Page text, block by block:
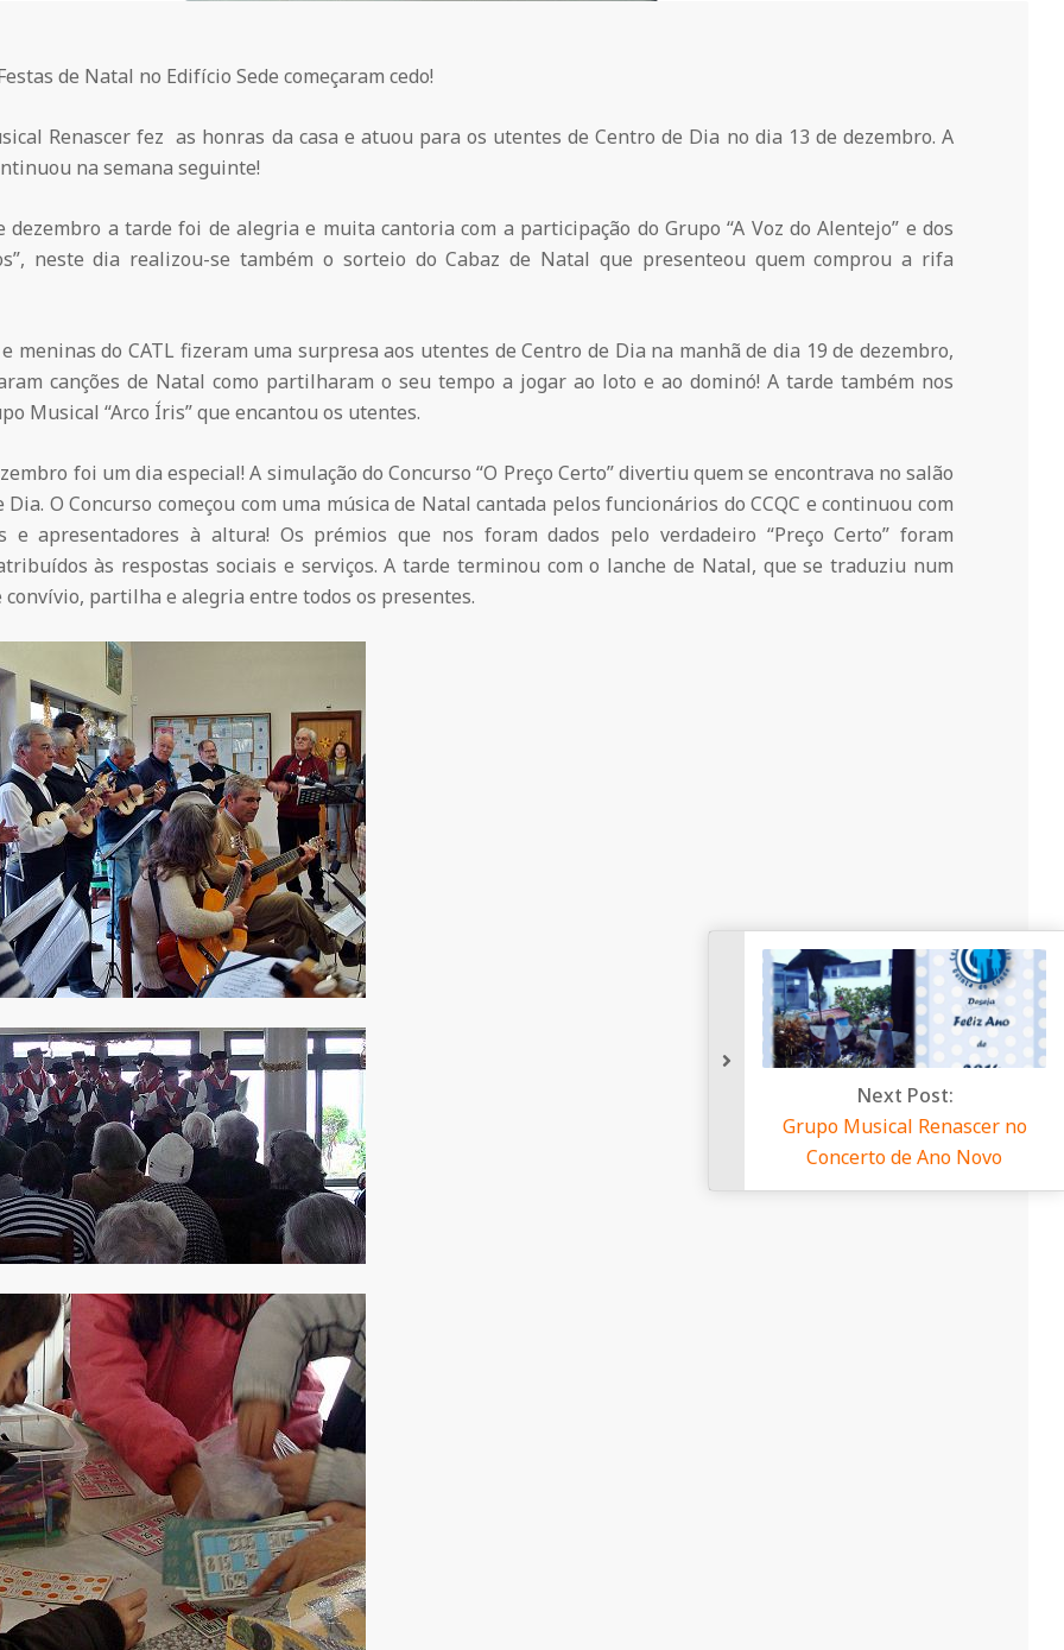
de Natal no Edifício Sede começaram cedo!
Renascer fez as honras da casa e atuou para os utentes de Centro de Dia no dia 13 de dezembro. A
na semana seguinte!
dezembro a tarde foi de alegria e muita cantoria com a participação do Grupo “A Voz do Alentejo” e dos
neste dia realizou-se também o sorteio do Cabaz de Natal que presenteou quem comprou a rifa
meninas do CATL fizeram uma surpresa aos utentes de Centro de Dia na manhã de dia 19 de dezembro,
canções de Natal como partilharam o seu tempo a jogar ao loto e ao dominó! A tarde também nos
Musical “Arco Íris” que encantou os utentes.
foi um dia especial! A simulação do Concurso “O Preço Certo” divertiu quem se encontrava no salão
Dia. O Concurso começou com uma música de Natal cantada pelos funcionários do CCQC e continuou com
e apresentadores à altura! Os prémios que nos foram dados pelo verdadeiro “Preço Certo” foram
às respostas sociais e serviços. A tarde terminou com o lanche de Natal, que se traduziu num
convívio, partilha e alegria entre todos os presentes.